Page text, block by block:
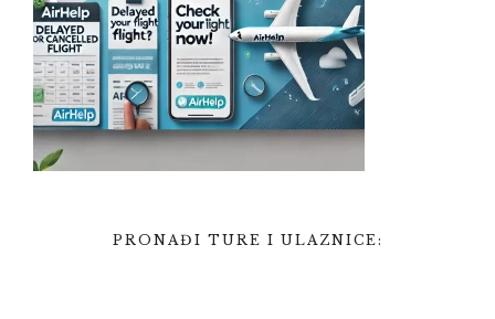
PRONAĐI TURE I ULAZNICE: